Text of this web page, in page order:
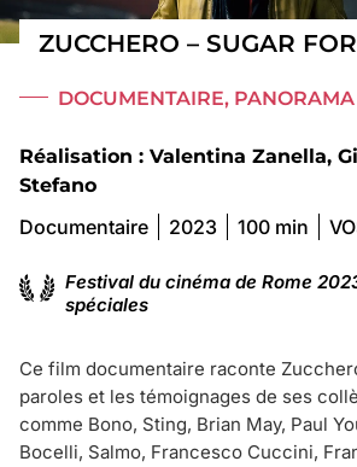
ZUCCHERO – SUGAR
DOCUMENTAIRE, PANORAMA
Réalisation : Valentina Zanella,
Stefano
Documentaire 2023 100 min
Festival du cinéma de Rome
spéciales
Ce film documentaire raconte
paroles et les témoignages de ses
comme Bono, Sting, Brian May, Paul
Bocelli, Salmo, Francesco Cuccini,